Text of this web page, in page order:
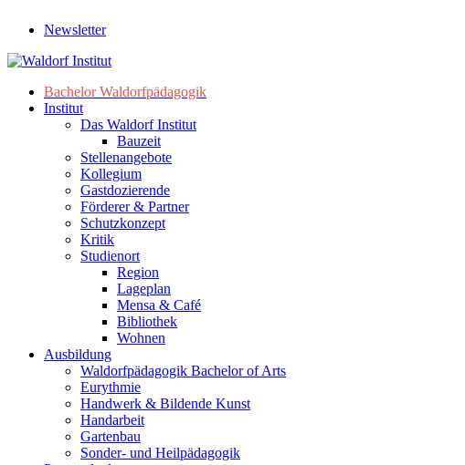
Newsletter
Bachelor Waldorfpädagogik
Institut
Das Waldorf Institut
Bauzeit
Stellenangebote
Kollegium
Gastdozierende
Förderer & Partner
Schutzkonzept
Kritik
Studienort
Region
Lageplan
Mensa & Café
Bibliothek
Wohnen
Ausbildung
Waldorfpädagogik Bachelor of Arts
Eurythmie
Handwerk & Bildende Kunst
Handarbeit
Gartenbau
Sonder- und Heilpädagogik